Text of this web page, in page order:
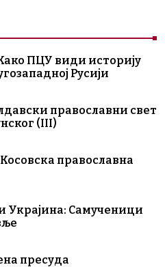
ПЦУ види историју
Русији
православни свет
(III)
православна
Украјина: Самученици
пресуда